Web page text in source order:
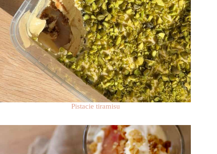
Pistacie tiramisu